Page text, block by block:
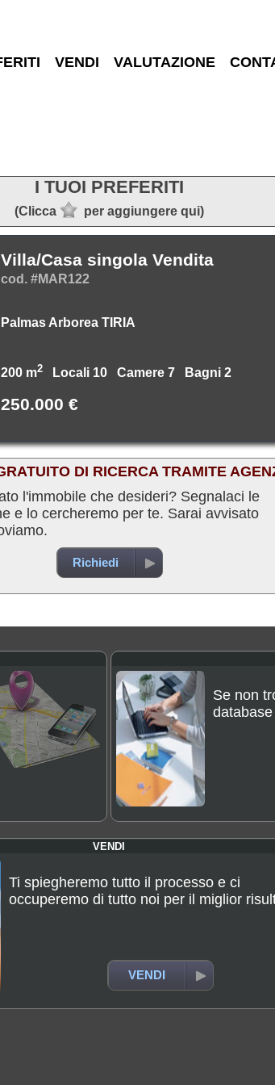
VENDI VALUTAZIONE
I TUOI PREFERITI
(Clicca per aggiungere qui)
Villa/Casa singola Vendita
cod. #MAR122
Palmas Arborea TIRIA
200 m2 Locali 10 Camere 7 Bagni 2
250.000 €
DI RICERCA TRAMITE
l'immobile che desideri? Segnalaci le
e lo cercheremo per te. Sarai avvisato
Richiedi
Se non
VENDI
Ti spiegheremo tutto il processo e ci
occuperemo di tutto noi per il miglior
VENDI